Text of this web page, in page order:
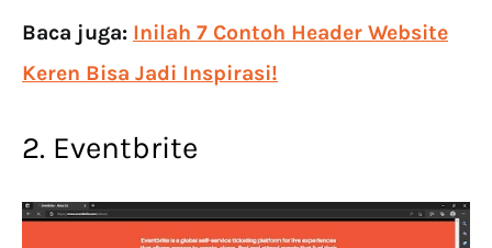
Baca juga: Inilah 7 Contoh Header Website
Keren Bisa Jadi Inspirasi!
2. Eventbrite